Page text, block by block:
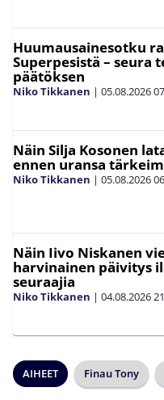
Huumausainesotku
Superpesistä – seura
päätöksen
Niko Tikkanen | 05.08.2026
Näin Silja Kosonen
ennen uransa
Niko Tikkanen | 05.08.2026
Näin Iivo Niskanen
harvinainen päivitys
seuraajia
Niko Tikkanen | 04.08.2026
AIHEET Finau Tony